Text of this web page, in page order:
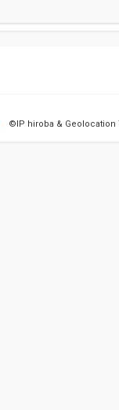
©IP hiroba & Geolocation